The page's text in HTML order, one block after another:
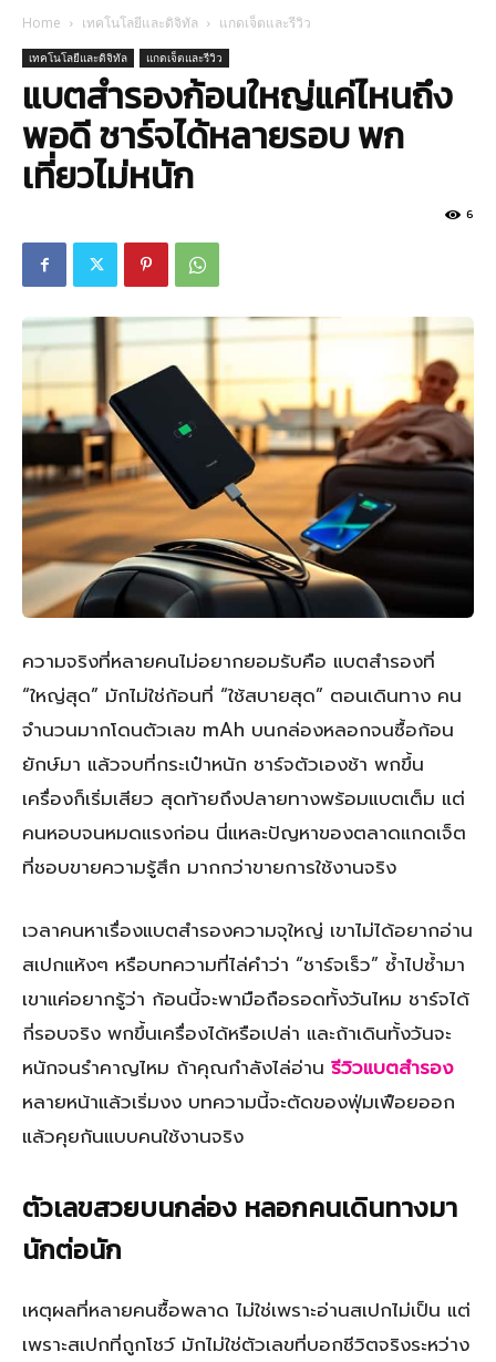
Home เทคโนโลยีและดิจิทัล แกดเจ็ตและรีวิว
เทคโนโลยีและดิจิทัล แกดเจ็ตและรีวิว
แบตสำรองก้อนใหญ่แค่ไหนถึง
พอดี ชาร์จได้หลายรอบ พก
เที่ยวไม่หนัก
6
ความจริงที่หลายคนไม่อยากยอมรับคือ แบตสำรองที่
“ใหญ่สุด” มักไม่ใช่ก้อนที่ “ใช้สบายสุด” ตอนเดินทาง คน
จำนวนมากโดนตัวเลข mAh บนกล่องหลอกจนซื้อก้อน
ยักษ์มา แล้วจบที่กระเป๋าหนัก ชาร์จตัวเองช้า พกขึ้น
เครื่องก็เริ่มเสียว สุดท้ายถึงปลายทางพร้อมแบตเต็ม แต่
คนหอบจนหมดแรงก่อน นี่แหละปัญหาของตลาดแกดเจ็ต
ที่ชอบขายความรู้สึก มากกว่าขายการใช้งานจริง
เวลาคนหาเรื่องแบตสำรองความจุใหญ่ เขาไม่ได้อยากอ่าน
สเปกแห้งๆ หรือบทความที่ไล่คำว่า “ชาร์จเร็ว” ซ้ำไปซ้ำมา
เขาแค่อยากรู้ว่า ก้อนนี้จะพามือถือรอดทั้งวันไหม ชาร์จได้
กี่รอบจริง พกขึ้นเครื่องได้หรือเปล่า และถ้าเดินทั้งวันจะ
หนักจนรำคาญไหม ถ้าคุณกำลังไล่อ่าน รีวิวแบตสำรอง
หลายหน้าแล้วเริ่มงง บทความนี้จะตัดของฟุ่มเฟือยออก
แล้วคุยกันแบบคนใช้งานจริง
ตัวเลขสวยบนกล่อง หลอกคนเดินทางมา
นักต่อนัก
เหตุผลที่หลายคนซื้อพลาด ไม่ใช่เพราะอ่านสเปกไม่เป็น แต่
เพราะสเปกที่ถูกโชว์ มักไม่ใช่ตัวเลขที่บอกชีวิตจริงระหว่าง